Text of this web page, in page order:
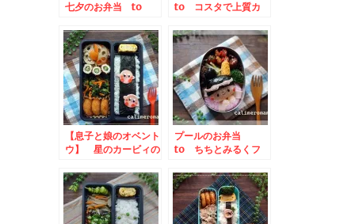
七夕のお弁当 to
ーン
to コスタで上質カ
ャンペーン
【息子と娘のオベント
ウ】 星のカービィの
ルーツブレンド発売記
念SNSキャンペーン
プールのお弁当
to ちちとみるくフ